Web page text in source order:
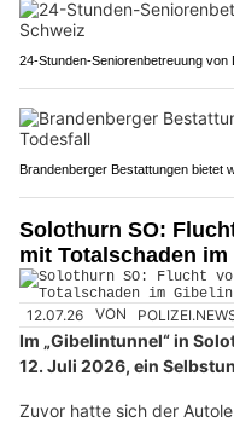
24-Stunden-Seniorenbetreuung
Brandenberger Bestattungen bietet
Solothurn SO:
mit Totalschaden im
12.07.26 VON
Im „Gibelintunnel“ in
12. Juli 2026, ein
Zuvor hatte sich der